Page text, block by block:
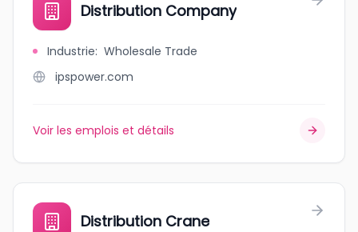
Distribution Company
Industrie: Wholesale Trade
ipspower.com
Voir les emplois et détails
Distribution Crane